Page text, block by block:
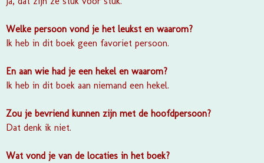
Welke persoon vond je het leukst en waarom?
Ik heb in dit boek geen favoriet persoon.
En aan wie had je een hekel en waarom?
Ik heb in dit boek aan niemand een hekel.
Zou je bevriend kunnen zijn met de hoofdpersoon?
Dat denk ik niet.
Wat vond je van de locaties in het boek?